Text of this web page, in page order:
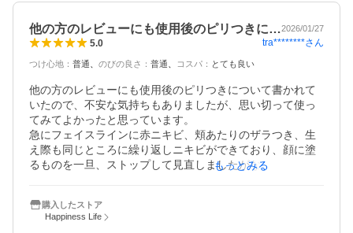
他の方のレビューにも使用後のピリつきに…2026/01/27
5.0 tra********さん
つけ心地 ： 普通 のびの良さ ： 普通 コスパ ： とても良い
他の方のレビューにも使用後のピリつきについて書かれて
いたので、不安な気持ちもありましたが、思い切って使っ
てみてよかったと思っています。
急にフェイスラインに赤ニキビ、頬あたりのザラつき、生
え際も同じところに繰り返しニキビができており、顔に塗
るものを一旦、ストップして見直しましたがなかなか結果
ピリしており、痛痒い感じが1時間後までありましたが、肌
が整ってくるとピリつきもへりました。柔らかめのクリー
もっとみる
購入したストア
Happiness Life